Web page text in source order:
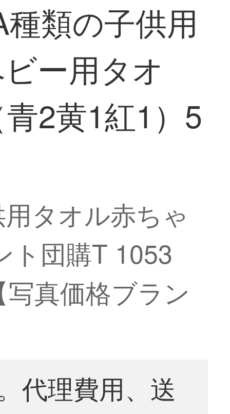
類の子供用
ー用タオ
2黄1紅1）5
タオル赤ちゃ
ト団購T 1053
写真価格ブラン
代理費用、送